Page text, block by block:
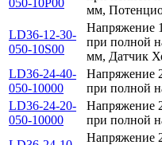
мм,
LD36-12-30-
050-10S00
Напряжение
при полной
мм, Датчик
LD36-24-40-
050-10000
Напряжение
при полной
LD36-24-20-
050-10000
Напряжение
при полной
Напряжение